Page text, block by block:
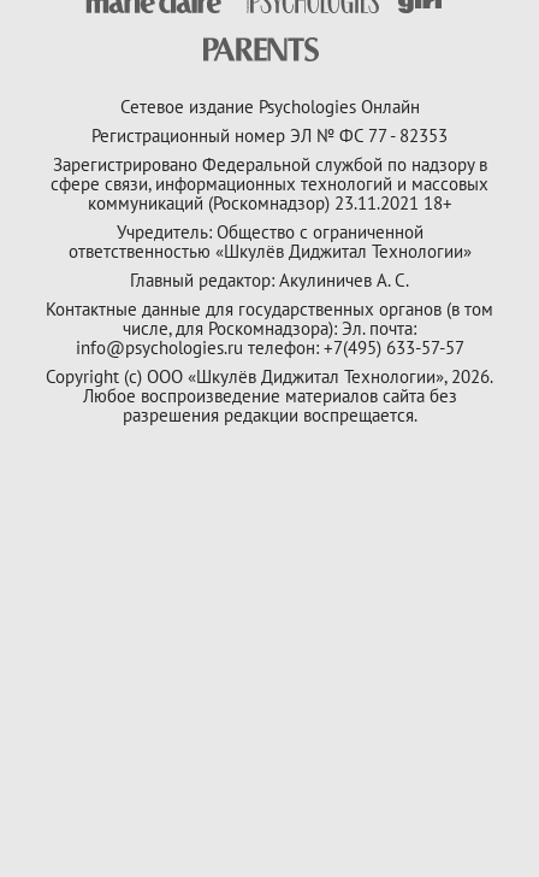
Сетевое издание Psychologies Онлайн
Регистрационный номер ЭЛ № ФС 77 - 82353
Зарегистрировано Федеральной службой по надзору в
сфере связи, информационных технологий и массовых
коммуникаций (Роскомнадзор) 23.11.2021 18+
Учредитель: Общество с ограниченной
ответственностью «Шкулёв Диджитал Технологии»
Главный редактор: Акулиничев А. С.
Контактные данные для государственных органов (в том
числе, для Роскомнадзора): Эл. почта:
info@psychologies.ru телефон: +7(495) 633-57-57
Copyright (с) ООО «Шкулёв Диджитал Технологии», 2026.
Любое воспроизведение материалов сайта без
разрешения редакции воспрещается.